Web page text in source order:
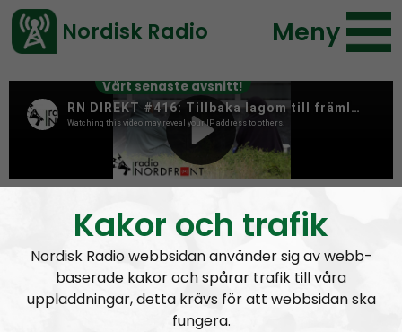
Vårt senaste avsnitt!
Nordisk Radio Meny
Kakor och trafik
Nordisk Radio webbsidan använder sig av webb-
baserade kakor och spårar trafik till våra
uppladdningar, detta krävs för att webbsidan ska
fungera.